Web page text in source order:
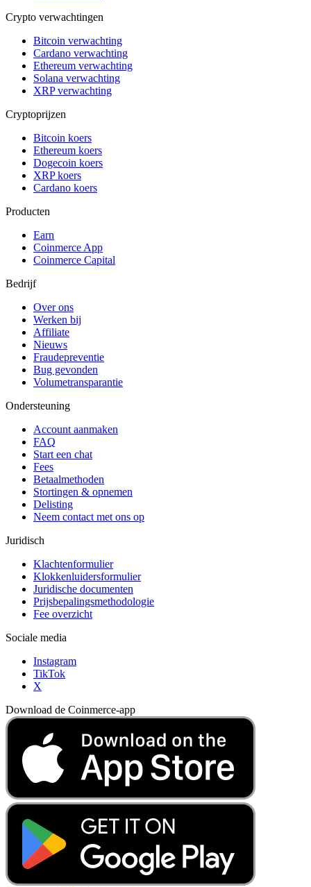
Crypto verwachtingen
Bitcoin verwachting
Cardano verwachting
Ethereum verwachting
Solana verwachting
XRP verwachting
Cryptoprijzen
Bitcoin koers
Ethereum koers
Dogecoin koers
XRP koers
Cardano koers
Producten
Earn
Coinmerce App
Coinmerce Capital
Bedrijf
Over ons
Werken bij
Affiliate
Nieuws
Fraudepreventie
Bug gevonden
Volumetransparantie
Ondersteuning
Account aanmaken
FAQ
Start een chat
Fees
Betaalmethoden
Stortingen & opnemen
Delisting
Neem contact met ons op
Juridisch
Klachtenformulier
Klokkenluidersformulier
Juridische documenten
Prijsbepalingsmethodologie
Fee overzicht
Sociale media
Instagram
TikTok
X
Download de Coinmerce-app